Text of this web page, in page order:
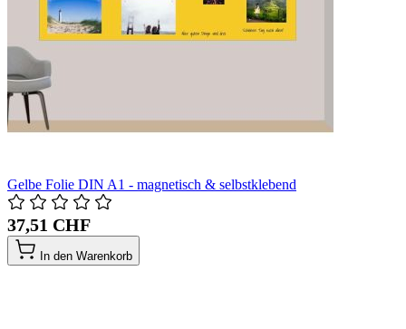
Gelbe Folie DIN A1 - magnetisch & selbstklebend
37,51 CHF
In den Warenkorb